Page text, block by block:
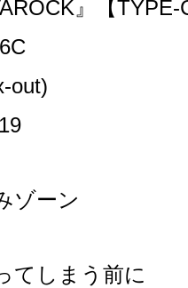
』【TYPE-
out)
ゾーン
てしまう前に